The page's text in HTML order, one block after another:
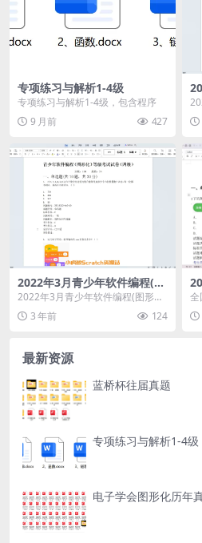
专项练习与解析1-4级
专项练习与解析1-4级，包含程序
9 月前
427
案)
2022年3月青少年软件编程(图
形化)等级考试试卷四级(含答
案)
2022年3月青少年软件编程(图形化)
等级考试试卷四级(含答案)
3 年前 124
全
件
最新资源
蓝桥杯往届真题
专项练习与解析1-4级
电子学会图形化历年